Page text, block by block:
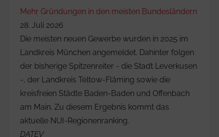
Mehr Gründungen in den meisten Bundesländern
28. Juli 2026
Die meisten neuen Gewerbe wurden in 2025 im
Landkreis München angemeldet. Dahinter folgen
der bisherige Spitzenreiter - die Stadt Leverkusen
-, der Landkreis Teltow-Fläming sowie die
kreisfreien Städte Baden-Baden und Offenbach
am Main. Zu diesem Ergebnis kommt das
aktuelle NUI-Regionenranking.
DATEV